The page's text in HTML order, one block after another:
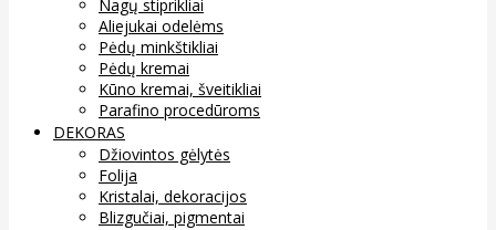
Nagų stiprikliai
Aliejukai odelėms
Pėdų minkštikliai
Pėdų kremai
Kūno kremai, šveitikliai
Parafino procedūroms
DEKORAS
Džiovintos gėlytės
Folija
Kristalai, dekoracijos
Blizgučiai, pigmentai